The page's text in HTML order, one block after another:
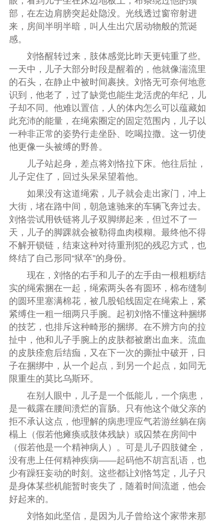
部，在左边肩膀突起处隐没。光线透过窗帘射进
来，房间半明半暗，叫人生出穴居动物般的荒诞
感。
刘恪醒转过来，肢体感觉比昨天更钝重了些。
一天中，儿子大部分时段是醒着的，他就像湍流里
的石头，在静止中被时间裹挟。刘恪无可奈何地意
识到，他老了，过了缺觉也能生龙活虎的年纪，儿
子却不同。他难以置信，人的体内怎么可以蕴藏如
此充沛的能量，在绳索圈定的固定范围内，儿子以
一种非正常的姿势行走坐卧、吃喝拉撒。这一切使
他更像一头被缚的野兽。
儿子站起身，差点将刘恪拉下床。他往后扯，
儿子定住了，回过头呆呆望着他。
如果没有这道绳索，儿子就会走出家门，冲上
大街，堵在路中间，朝急速驰来的车辆飞奔过去。
刘恪尝试用铁链将儿子双脚绑起来，但过不了一
天，儿子的脚踝就会被勒得血肉模糊。最终他不得
不解开锁链，结束这种对待重刑犯的残忍方式，也
终结了自己形同“狱卒”的身份。
现在，刘恪的右手和儿子的左手由一根粗粝结
实的绳索捆在一起，绳索两头各有圆环，棉布缝制
的圆环里塞满棉花，被几股铅线固定在绳索上，紧
紧缚住一粗一细两只手腕。起初刘恪不懂这种捆绑
的技艺，也排斥这种畸形的捆绑。在不辨方向的拉
扯中，他和儿子手腕上的皮肤都被磨出血来。流血
的皮肤痊愈后结痂，又在下一次的撕扯中破开，日
子在捆绑中，从一个起点，到另一个起点，如同无
限重生的莫比乌斯环。
在别人眼中，儿子是一个低能儿，一个病患，
是一截露在腰间溃烂的盲肠。只有他这个做父亲的
拒不承认这点，他理解的病患理应气若游丝躺在病
榻上（假若他瘫痪或肢体残缺）或囚禁在房间中
（假若他是一个精神病人）。可是儿子四肢健全，
没有患上任何精神疾病——起码他不胡言乱语，也
少有躁狂妄动的时刻。这些都让刘恪笃定，儿子只
是身体某些机能暂时丧失了，随着时间流逝，他会
好起来的。
刘恪如此坚信，是因为儿子曾给这个家带来那